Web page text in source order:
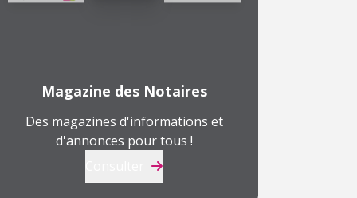
Magazine des Notaires
Des magazines d'informations et
d'annonces pour tous !